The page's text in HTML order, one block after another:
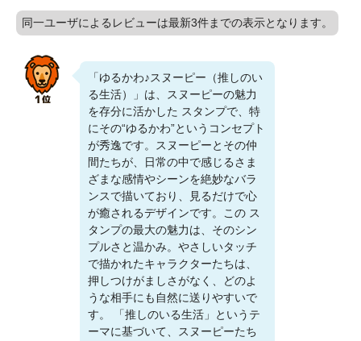
同一ユーザによるレビューは最新3件までの表示となります。
「ゆるかわ♪スヌーピー（推しのい
る生活）」は、スヌーピーの魅力
を存分に活かした スタンプで、特
にその“ゆるかわ”というコンセプト
が秀逸です。スヌーピーとその仲
間たちが、日常の中で感じるさま
ざまな感情やシーンを絶妙なバラ
ンスで描いており、見るだけで心
が癒されるデザインです。この ス
タンプの最大の魅力は、そのシン
プルさと温かみ。やさしいタッチ
で描かれたキャラクターたちは、
押しつけがましさがなく、どのよ
うな相手にも自然に送りやすいで
す。 「推しのいる生活」というテ
ーマに基づいて、スヌーピーたち